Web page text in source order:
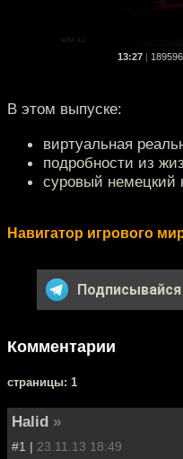
13:27
В этом выпуске:
виртуальная
подробности из
суровый немецкий
Навигатор игрового
Комментарии
cтраницы: 1
Halid »
#1 | 23.11.13 18:49